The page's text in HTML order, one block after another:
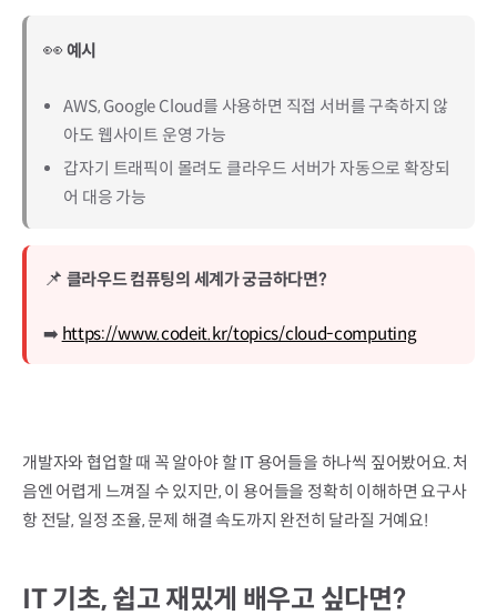
👀 예시
AWS, Google Cloud를 사용하면 직접 서버를 구축하지 않
아도 웹사이트 운영 가능
갑자기 트래픽이 몰려도 클라우드 서버가 자동으로 확장되
어 대응 가능
📌 클라우드 컴퓨팅의 세계가 궁금하다면?
➡️ https://www.codeit.kr/topics/cloud-computing
개발자와 협업할 때 꼭 알아야 할 IT 용어들을 하나씩 짚어봤어요. 처
음엔 어렵게 느껴질 수 있지만, 이 용어들을 정확히 이해하면 요구사
항 전달, 일정 조율, 문제 해결 속도까지 완전히 달라질 거예요!
IT 기초, 쉽고 재밌게 배우고 싶다면?